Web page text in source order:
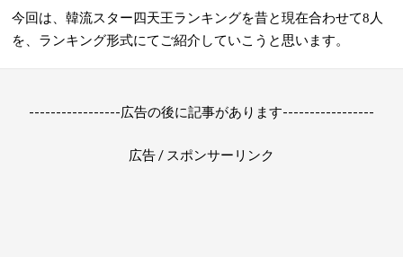
今回は、韓流スター四天王ランキングを昔と現在合わせて8 人
を、ランキング形式にてご紹介していこうと思います。
-----------------広告の後に記事があります-----------------
広告 / スポンサーリンク